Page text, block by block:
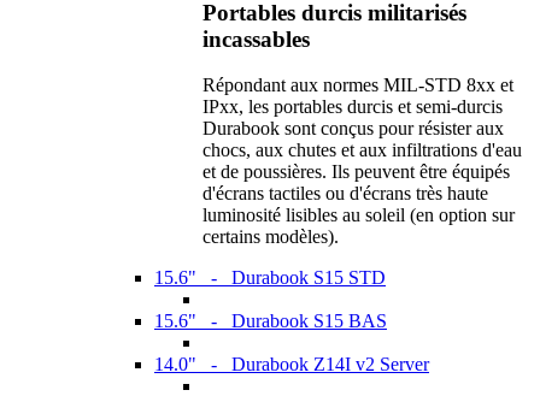
Portables durcis militarisés
incassables
Répondant aux normes MIL-STD 8xx et
IPxx, les portables durcis et semi-durcis
Durabook sont conçus pour résister aux
chocs, aux chutes et aux infiltrations d'eau
et de poussières. Ils peuvent être équipés
d'écrans tactiles ou d'écrans très haute
luminosité lisibles au soleil (en option sur
certains modèles).
15.6" - Durabook S15 STD
15.6" - Durabook S15 BAS
14.0" - Durabook Z14I v2 Server